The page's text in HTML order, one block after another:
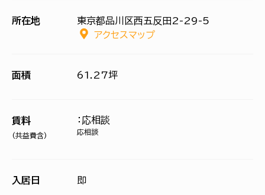
所在地
東京都品川区西五反田2-29-5
アクセスマップ
面積 61.27坪
賃料
(共益費含)
：応相談
応相談
入居日 即